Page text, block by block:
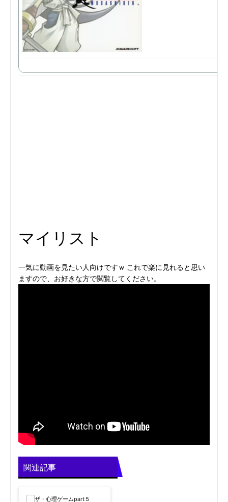
マイリスト
一気に動画を見たい人向けですｗ これで楽に見れると思い
ますので、お好きな方で閲覧してください。
関連記事